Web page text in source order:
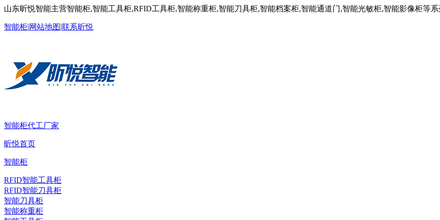
山东昕悦智能主营智能柜,智能工具柜,RFID工具柜,智能称重柜,智能刀具柜,智能档案柜,智能通道门,智能光敏柜,智能影像柜等
智能柜|网站地图|联系昕悦
智能柜代工厂家
昕悦首页
智能柜
RFID智能工具柜
RFID智能刀具柜
智能刀具柜
智能称重柜